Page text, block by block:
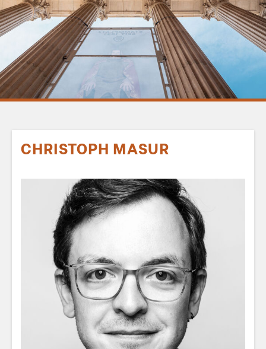
CHRISTOPH MASUR